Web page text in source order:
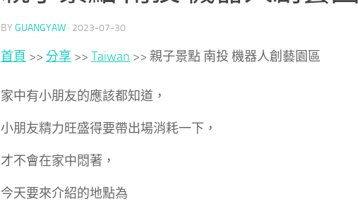
BY GUANGYAW · 2023-07-30
首頁 >> 分享 >> Taiwan >> 親子景點 南投 機器人創藝園區
家中有小朋友的應該都知道，
小朋友精力旺盛得要帶出場消耗一下，
才不會在家中悶著，
今天要來介紹的地點為